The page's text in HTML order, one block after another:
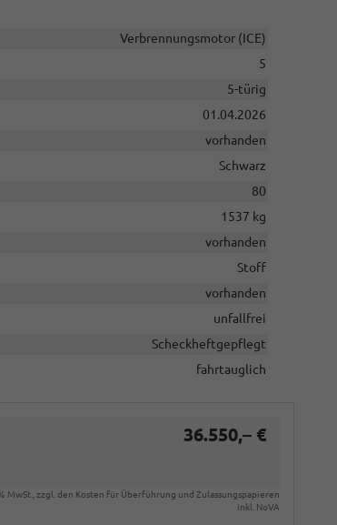
Verbrennungsmotor (ICE)
5
5-türig
01.04.2026
vorhanden
Schwarz
80
1537 kg
vorhanden
Stoff
vorhanden
unfallfrei
Scheckheftgepflegt
fahrtauglich
36.550,– €
MwSt., zzgl. den Kosten für Überführung und Zulassungspapieren
inkl. NoVA